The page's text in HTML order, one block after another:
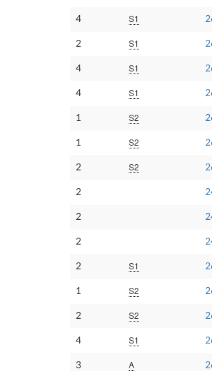
4 S1
2 S1
4 S1
4 S1
1 S2
1 S2
2 S2
2
2
2
2 S1
1 S2
2 S2
4 S1
3 A